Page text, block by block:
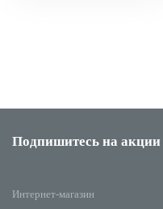
Подпишитесь на акции
Интернет-магазин